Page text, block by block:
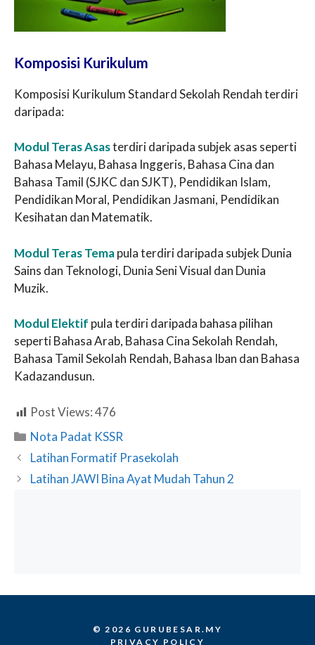
Komposisi Kurikulum
Komposisi Kurikulum Standard Sekolah Rendah terdiri
daripada:
Modul Teras Asasterdiri daripada subjek asas seperti
Bahasa Melayu, Bahasa Inggeris, Bahasa Cina dan
Bahasa Tamil (SJKC dan SJKT), Pendidikan Islam,
Pendidikan Moral, Pendidikan Jasmani, Pendidikan
Kesihatan dan Matematik.
Modul Teras Temapula terdiri daripada subjek Dunia
Sains dan Teknologi, Dunia Seni Visual dan Dunia
Muzik.
Modul Elektif pula terdiri daripada bahasa pilihan
seperti Bahasa Arab, Bahasa Cina Sekolah Rendah,
Bahasa Tamil Sekolah Rendah, Bahasa Iban dan Bahasa
Kadazandusun.
Post Views:476
Categories
Nota Padat KSSR
Latihan Formatif Prasekolah
Latihan JAWI Bina Ayat Mudah Tahun 2
© 2026 GURUBESAR.MY
PRIVACY POLICY